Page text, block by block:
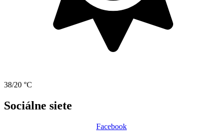
38/20 °C
Sociálne siete
Facebook